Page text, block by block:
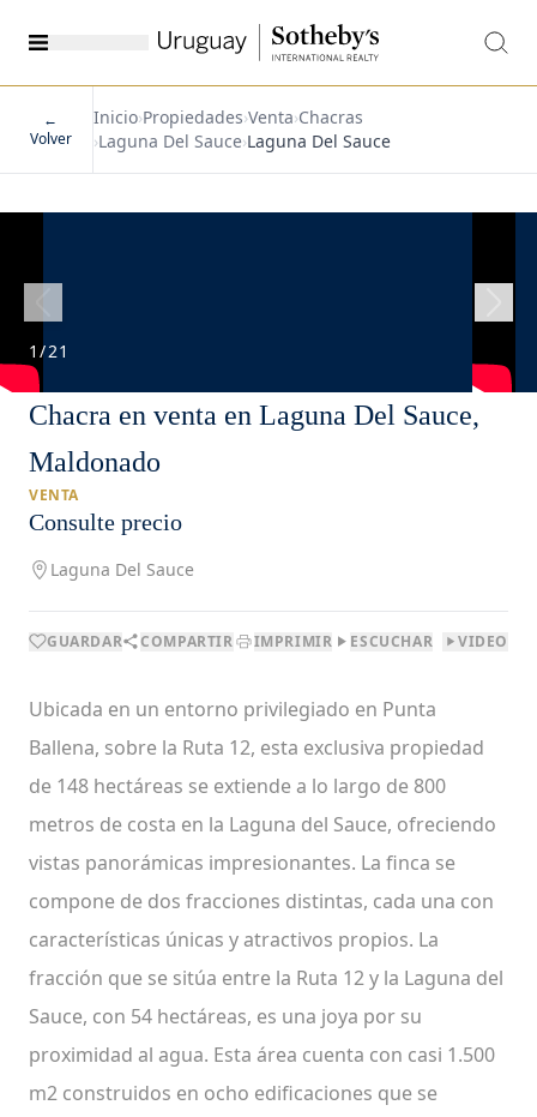
←
Volver
Inicio›Propiedades›Venta›Chacras
›Laguna Del Sauce›Laguna Del Sauce
1/21
Chacra en venta en Laguna Del Sauce,
Maldonado
VENTA
Consulte precio
Laguna Del Sauce
GUARDAR COMPARTIR IMPRIMIR ESCUCHAR VIDEO
Ubicada en un entorno privilegiado en Punta
Ballena, sobre la Ruta 12, esta exclusiva propiedad
de 148 hectáreas se extiende a lo largo de 800
metros de costa en la Laguna del Sauce, ofreciendo
vistas panorámicas impresionantes. La finca se
compone de dos fracciones distintas, cada una con
características únicas y atractivos propios. La
fracción que se sitúa entre la Ruta 12 y la Laguna del
Sauce, con 54 hectáreas, es una joya por su
proximidad al agua. Esta área cuenta con casi 1.500
m2 construidos en ocho edificaciones que se